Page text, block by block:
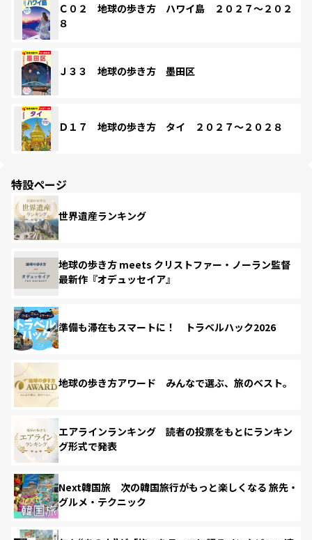
Ｃ０２ 地球の歩き方 ハワイ島 ２０２７～２０２
８
Ｊ３３ 地球の歩き方 墨田区
Ｄ１７ 地球の歩き方 タイ ２０２７～２０２８
特設ページ
世界遺産ランキング
地球の歩き方 meets クリストファー・ノーラン監督
最新作『オデュッセイア』
準備も滞在もスマートに！ トラベルハック2026
地球の歩き方アワード みんなで選ぶ、旅のベスト。
エアラインランキング 読者の投票をもとにランキン
グ形式で発表
Next韓国旅 次の韓国旅行がもっと楽しくなる 旅先・
グルメ・テクニック